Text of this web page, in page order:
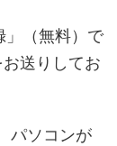
」（無料）で
お送りしてお
パソコンが